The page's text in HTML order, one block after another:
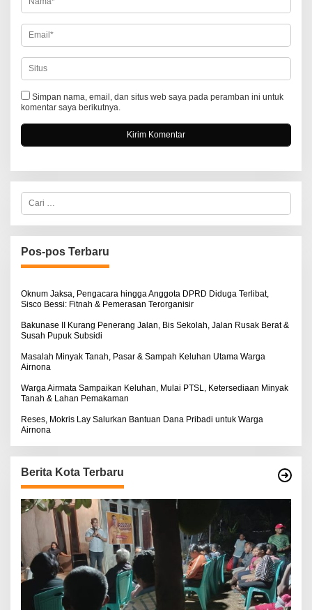
Simpan nama, email, dan situs web saya pada peramban ini untuk
komentar saya berikutnya.
C
r
i
u
n
u
:
Pos-pos Terbaru
Oknum Jaksa, Pengacara hingga Anggota DPRD Diduga Terlibat,
Sisco Bessi: Fitnah & Pemerasan Terorganisir
Bakunase II Kurang Penerang Jalan, Bis Sekolah, Jalan Rusak Berat &
Susah Pupuk Subsidi
Masalah Minyak Tanah, Pasar & Sampah Keluhan Utama Warga
Airnona
Warga Airmata Sampaikan Keluhan, Mulai PTSL, Ketersediaan Minyak
Tanah & Lahan Pemakaman
Reses, Mokris Lay Salurkan Bantuan Dana Pribadi untuk Warga
Airnona
Berita Kota Terbaru